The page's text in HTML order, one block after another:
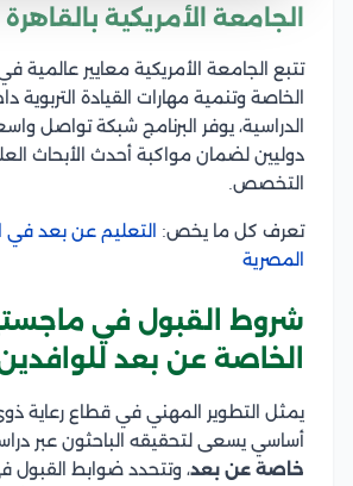
الجامعة الأمريكية بالقاهرة
تتبع الجامعة الأمريكية معايير عالمية
الخاصة وتنمية مهارات القيادة التربوية
الدراسية، يوفر البرنامج شبكة تواصل
دوليين لضمان مواكبة أحدث الأبحاث
التخصص.
تعرف كل ما يخص:
التعليم عن بعد في
المصرية
شروط القبول في
الخاصة عن بعد
يمثل التطوير المهني في قطاع رعاية
أساسي يسعى لتحقيقه الباحثون عبر
خاصة عن بعد، وتتحدد ضوابط